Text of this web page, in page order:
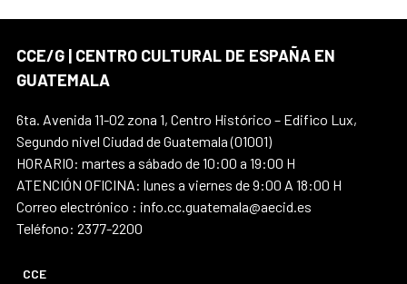
CCE/G | CENTRO CULTURAL DE ESPAÑA EN
GUATEMALA
6ta. Avenida 11-02 zona 1, Centro Histórico – Edifico Lux,
Segundo nivel Ciudad de Guatemala (01001)
HORARIO: martes a sábado de 10:00 a 19:00 H
ATENCIÓN OFICINA: lunes a viernes de 9:00 A 18:00 H
Correo electrónico : info.cc.guatemala@aecid.es
Teléfono: 2377-2200
CCE